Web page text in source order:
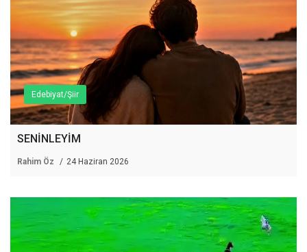
Edebiyat/Şiir
SENİNLEYİM
Rahim Öz 24 Haziran 2026